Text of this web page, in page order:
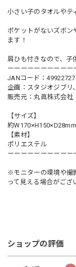
小さい子のタオルやテ
ポケットがないズボン
ます！
肩ひも付きなので、子
ーーーーーーーーーー
JANコード：
企画：スタジオジブリ
販売元：丸眞株式会社
【サイズ】
約
【素材】
ポリエステル
ーーーーーーーーーー
※モニターの環境や撮
って見える場合がござ
ショップの評価